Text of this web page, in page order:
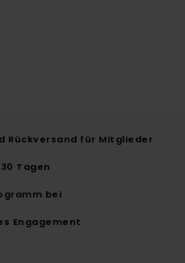
Rückversand für Mitglieder
Tagen
bei
Engagement